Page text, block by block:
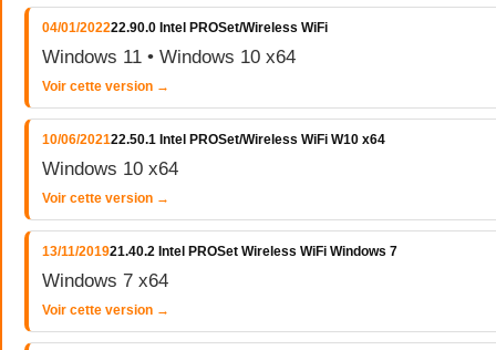
04/01/202222.90.0 Intel PROSet/Wireless WiFi
Windows 11 • Windows 10 x64
Voir cette version →
10/06/202122.50.1 Intel PROSet/Wireless WiFi W10 x64
Windows 10 x64
Voir cette version →
13/11/201921.40.2 Intel PROSet Wireless WiFi Windows 7
Windows 7 x64
Voir cette version →